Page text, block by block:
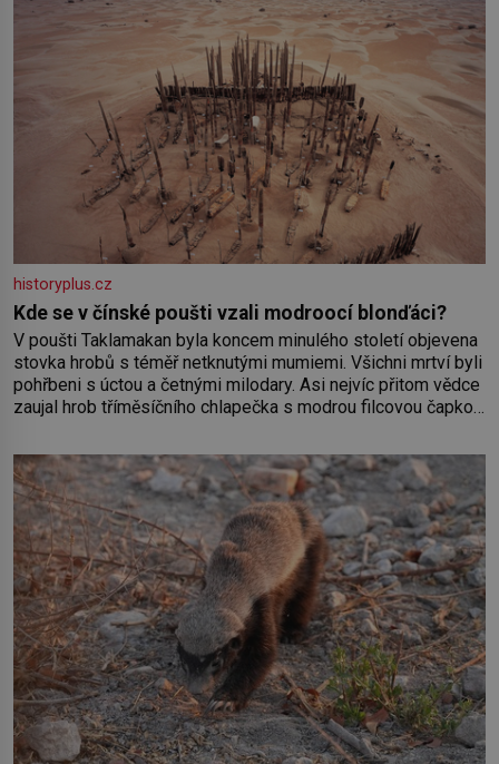
historyplus.cz
Kde se v čínské poušti vzali modroocí blonďáci?
V poušti Taklamakan byla koncem minulého století objevena
stovka hrobů s téměř netknutými mumiemi. Všichni mrtví byli
pohřbeni s úctou a četnými milodary. Asi nejvíc přitom vědce
zaujal hrob tříměsíčního chlapečka s modrou filcovou čapkou,
nesmírně dobře zachovalá, přičítají odborníci zdejším
klimatickým podmínkám. Sucho, prosolené písky a extrémně